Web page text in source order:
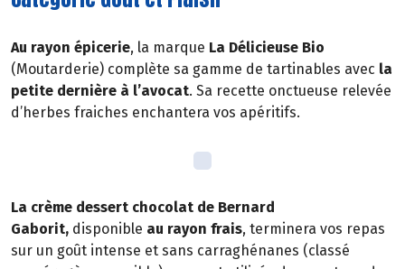
Au rayon épicerie, la marque La Délicieuse Bio
(Moutarderie) complète sa gamme de tartinables avec la
petite dernière à l’avocat. Sa recette onctueuse relevée
d’herbes fraiches enchantera vos apéritifs.
La crème dessert chocolat de Bernard
Gaborit, disponible au rayon frais, terminera vos repas
sur un goût intense et sans carraghénanes (classé